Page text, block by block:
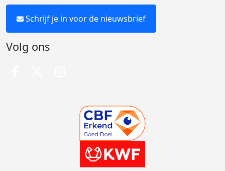
Schrijf je in voor de nieuwsbrief
Volg ons